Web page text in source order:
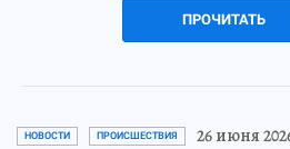
ПРОЧИТАТЬ
НОВОСТИ ПРОИСШЕСТВИЯ 26 июня